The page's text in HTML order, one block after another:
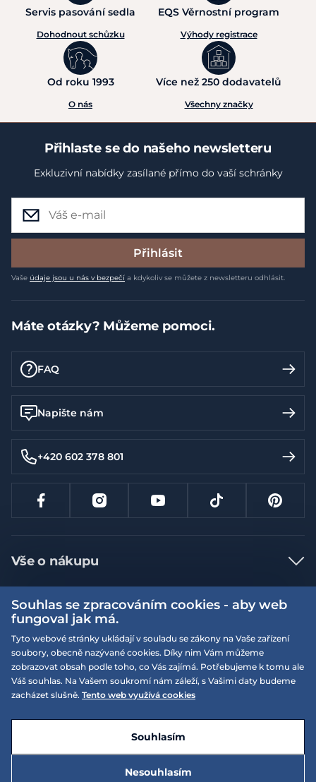
Servis pasování sedla
Dohodnout schůzku
EQS Věrnostní program
Výhody registrace
Od roku 1993
O nás
Více než 250 dodavatelů
Všechny značky
Přihlaste se do našeho newsletteru
Exkluzivní nabídky zasílané přímo do vaší schránky
Přihlásit
Vaše údaje jsou u nás v bezpečí a kdykoliv se můžete z newsletteru odhlásit.
Máte otázky? Můžeme pomoci.
FAQ
Napište nám
+420 602 378 801
Vše o nákupu
Jak nakupovat
Nejčastější dotazy
Doprava a platba
Vrácení a výměna zboží
Reklamace
Více informací
Obchodní podmínky
Podmínky EQS věrnostního klubu
On-line katalogy
Dotace
Naše prodejny
EQS Rudná
EQS Praha 9 - Letňany
Nyní zavřeno ‧ otevřeno od 09:00, Po
Souhlas se zpracováním cookies - aby web
fungoval jak má.
Tyto webové stránky ukládají v souladu se zákony na Vaše zařízení
soubory, obecně nazývané cookies. Díky nim Vám můžeme
zobrazovat obsah podle toho, co Vás zajímá. Potřebujeme k tomu ale
Váš souhlas. Na Vašem soukromí nám záleží, s Vašimi daty budeme
zacházet slušně. Tento web využívá cookies
Nesouhlasím
Souhlasím